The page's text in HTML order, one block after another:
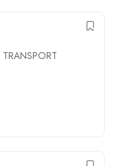
TRANSPORT